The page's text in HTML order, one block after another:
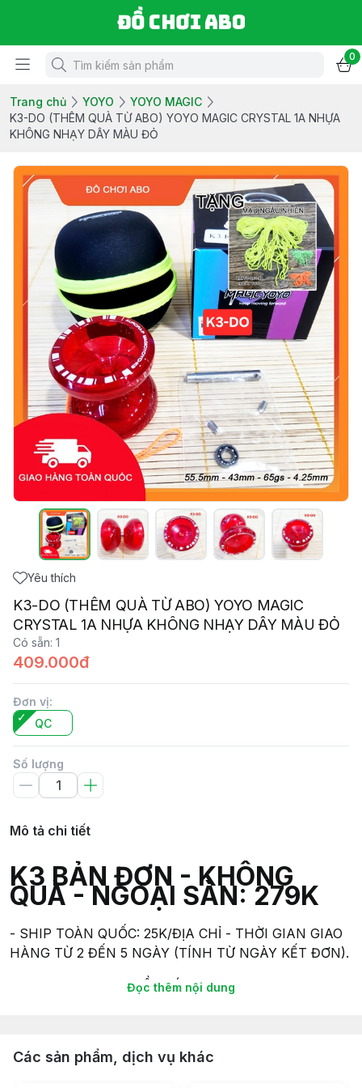
Đồ chơi ABO
0
Trang chủ YOYO
YOYO MAGIC
K3-DO (THÊM QUÀ TỪ ABO) YOYO MAGIC CRYSTAL 1A NHỰA
KHÔNG NHẠY DÂY MÀU ĐỎ
Yêu thích
K3-DO (THÊM QUÀ TỪ ABO) YOYO MAGIC
CRYSTAL 1A NHỰA KHÔNG NHẠY DÂY MÀU ĐỎ
Có sẵn: 1
409.000đ
Đơn vị:
QC
Số lượng
Mô tả chi tiết
K3 BẢN ĐƠN - KHÔNG
QUÀ - NGOẠI SÀN: 279K
- SHIP TOÀN QUỐC: 25K/ĐỊA CHỈ - THỜI GIAN GIAO
HÀNG TỪ 2 ĐẾN 5 NGÀY (TÍNH TỪ NGÀY KẾT ĐƠN).
- SHIP NHANH TP.HỒ CHÍ MINH: tùy địa chỉ và gói
- Mua hàng trực tiếp - Đồ chơi ABO - 349 Tôn Đản,
Đọc thêm nội dung
Các sản phẩm, dịch vụ khác